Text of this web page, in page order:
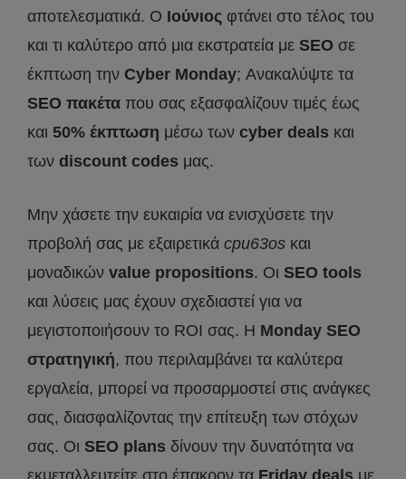
αποτελεσματικά. Ο Ιούνιος φτάνει στο τέλος του
και τι καλύτερο από μια εκστρατεία με SEO σε
έκπτωση την Cyber Monday; Ανακαλύψτε τα
SEO πακέτα που σας εξασφαλίζουν τιμές έως
και 50% έκπτωση μέσω των cyber deals και
των discount codes μας.
Μην χάσετε την ευκαιρία να ενισχύσετε την
προβολή σας με εξαιρετικά cpu63os και
μοναδικών value propositions. Οι SEO tools
και λύσεις μας έχουν σχεδιαστεί για να
μεγιστοποιήσουν το ROI σας. Η Monday SEO
στρατηγική, που περιλαμβάνει τα καλύτερα
εργαλεία, μπορεί να προσαρμοστεί στις ανάγκες
σας, διασφαλίζοντας την επίτευξη των στόχων
σας. Οι SEO plans δίνουν την δυνατότητα να